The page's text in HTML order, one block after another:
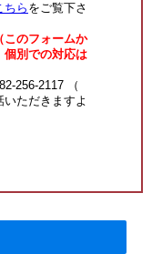
ちら をご覧下さ
このフォームか
個別での対応は
256-2117 （
ただきますよ